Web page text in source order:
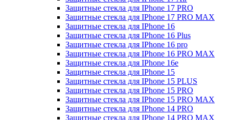
Защитные стекла для IPhone 17 PRO
Защитные стекла для IPhone 17 PRO MAX
Защитные стекла для IPhone 16
Защитные стекла для IPhone 16 Plus
Защитные стекла для IPhone 16 pro
Защитные стекла для IPhone 16 PRO MAX
Защитные стекла для IPhone 16e
Защитные стекла для IPhone 15
Защитные стекла для IPhone 15 PLUS
Защитные стекла для IPhone 15 PRO
Защитные стекла для IPhone 15 PRO MAX
Защитные стекла для IPhone 14 PRO
Защитные стекла для IPhone 14 PRO MAX